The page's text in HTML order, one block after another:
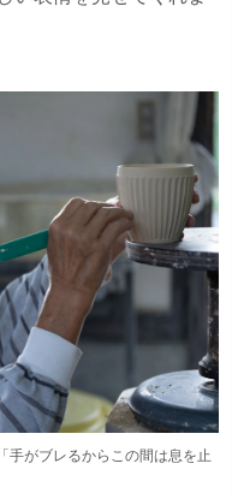
手がブレるからこの間は息を止